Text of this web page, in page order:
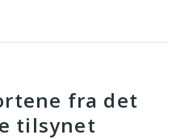
fra det
tilsynet